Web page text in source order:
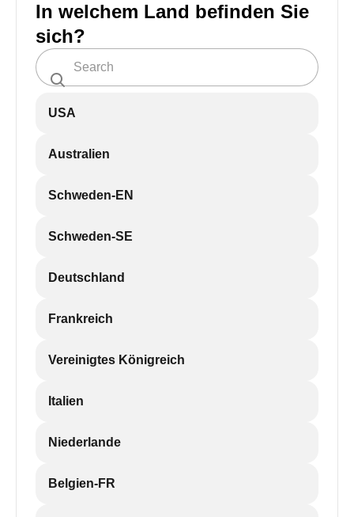
In welchem Land befinden Sie
sich?
USA
Australien
Schweden-EN
Schweden-SE
Deutschland
Frankreich
Vereinigtes Königreich
Italien
Niederlande
Belgien-FR